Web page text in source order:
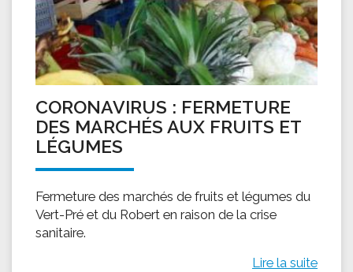
CORONAVIRUS : FERMETURE
DES MARCHÉS AUX FRUITS ET
LÉGUMES
Fermeture des marchés de fruits et légumes du
Vert-Pré et du Robert en raison de la crise
sanitaire.
Lire la suite